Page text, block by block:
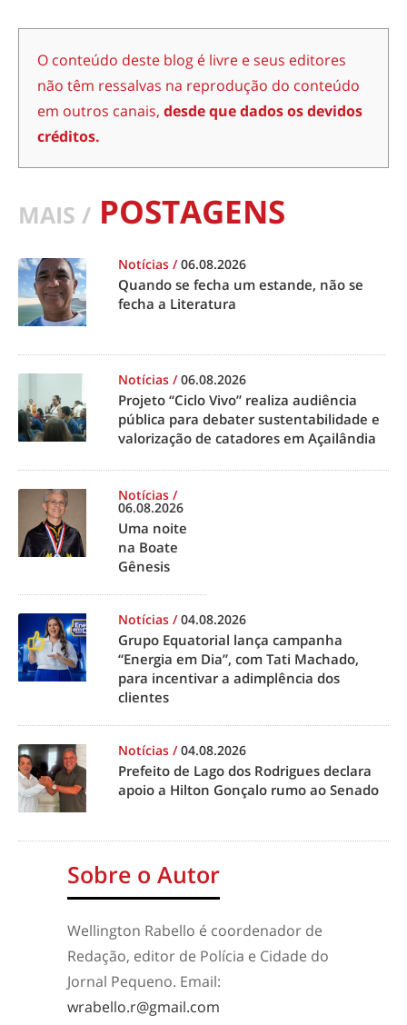
O conteúdo deste blog é livre e seus editores
não têm ressalvas na reprodução do conteúdo
em outros canais, desde que dados os devidos
créditos.
MAIS / POSTAGENS
Notícias /06.08.2026
Quando se fecha um estande, não se
fecha a Literatura
Notícias /06.08.2026
Projeto “Ciclo Vivo” realiza audiência
pública para debater sustentabilidade e
valorização de catadores em Açailândia
Notícias /
06.08.2026
Uma noite
na Boate
Gênesis
Notícias /04.08.2026
Grupo Equatorial lança campanha
“Energia em Dia”, com Tati Machado,
para incentivar a adimplência dos
clientes
Notícias /04.08.2026
Prefeito de Lago dos Rodrigues declara
apoio a Hilton Gonçalo rumo ao Senado
Sobre o Autor
Wellington Rabello é coordenador de
Redação, editor de Polícia e Cidade do
Jornal Pequeno. Email:
wrabello.r@gmail.com